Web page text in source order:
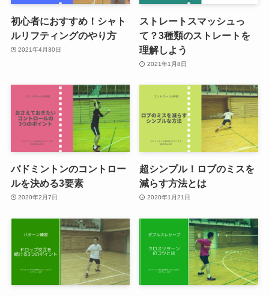
初心者におすすめ！シャト
ルリフティングのやり方
2021年4月30日
ストレートスマッシュっ
て？3種類のストレートを
理解しよう
2021年1月8日
バドミントンのコントロー
ルを決める3要素
2020年2月7日
超シンプル！ロブのミスを
減らす方法とは
2020年1月21日